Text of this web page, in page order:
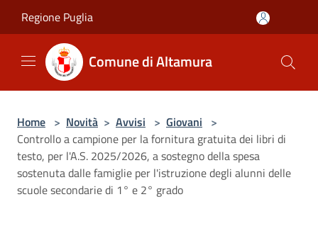
Regione Puglia
Comune di Altamura
Home > Novità > Avvisi > Giovani >
Controllo a campione per la fornitura gratuita dei libri di
testo, per l'A.S. 2025/2026, a sostegno della spesa
sostenuta dalle famiglie per l'istruzione degli alunni delle
scuole secondarie di 1° e 2° grado